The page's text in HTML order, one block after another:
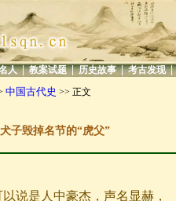
人 | 教案试题 | 历史故事 | 考古发现 |
中国古代史 >> 正文
子毁掉名节的“虎父”
说是人中豪杰，声名显赫，